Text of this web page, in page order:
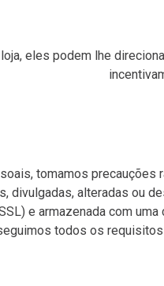
eles podem lhe
tomamos
divulgadas, alteradas ou
e armazenada com
todos os